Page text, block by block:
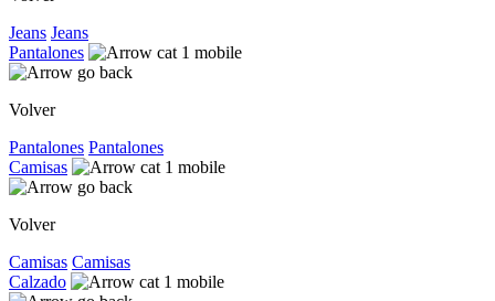
Jeans Jeans
Pantalones
Volver
Pantalones Pantalones
Camisas
Volver
Camisas Camisas
Calzado